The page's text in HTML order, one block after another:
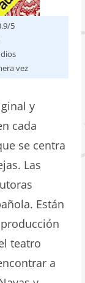
5
vez
y
cada
se centra
Las
Están
teatro
a